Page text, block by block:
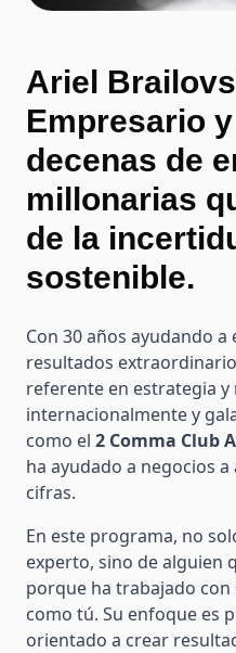
Ariel
Empresario
decenas de
millonarias
de la
sostenible.
Con 30 años ayudando
resultados
referente en estrategia
internacionalmente y
como el 2 Comma Club
ha ayudado a negocios
cifras.
En este programa, no
experto, sino de alguien
porque ha trabajado
como tú. Su enfoque es
orientado a crear